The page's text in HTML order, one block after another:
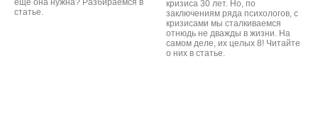
еще она нужна? Разбираемся в
статье.
кризиса 30 лет. Но, по
заключениям ряда психологов, с
кризисами мы сталкиваемся
отнюдь не дважды в жизни. На
самом деле, их целых 8! Читайте
о них в статье.